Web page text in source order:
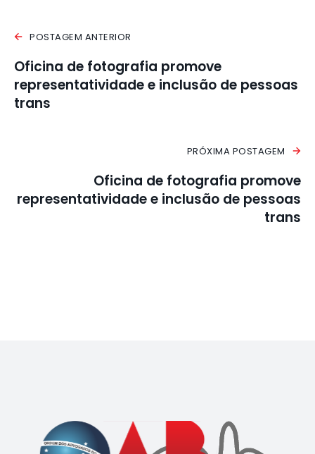
POSTAGEM ANTERIOR
Oficina de fotografia promove
representatividade e inclusão de pessoas
trans
PRÓXIMA POSTAGEM
Oficina de fotografia promove
representatividade e inclusão de pessoas
trans